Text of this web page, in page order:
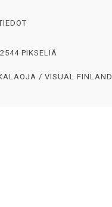
PIKSELIÄ
/ VISUAL FINLAND